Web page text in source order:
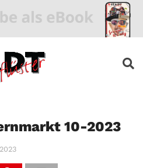
10-2023